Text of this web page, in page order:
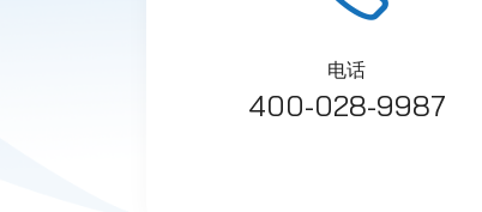
电话
400-028-9987